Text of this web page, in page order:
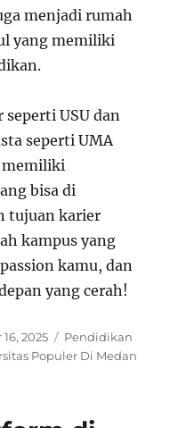
menjadi rumah
yang memiliki
USU dan
seperti UMA
memiliki
bisa di
tujuan karier
kampus yang
kamu, dan
yang cerah!
2025 Categories
Pendidikan
Populer Di Medan